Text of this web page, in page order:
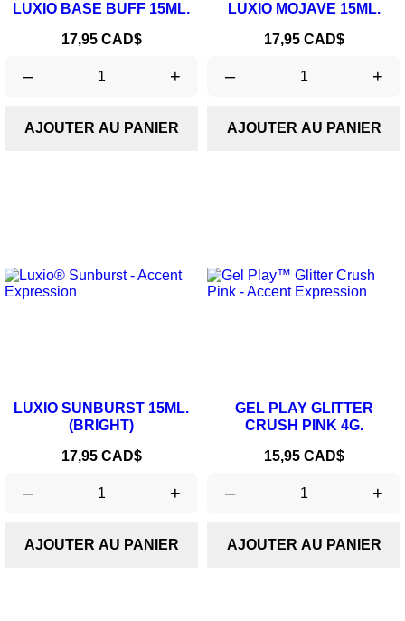
LUXIO BASE BUFF 15ML.
Prix
17,95 CAD$
– +
AJOUTER AU PANIER
LUXIO MOJAVE 15ML.
Prix
17,95 CAD$
– +
AJOUTER AU PANIER
LUXIO SUNBURST 15ML.
(BRIGHT)
Prix
17,95 CAD$
– +
AJOUTER AU PANIER
GEL PLAY GLITTER
CRUSH PINK 4G.
Prix
15,95 CAD$
– +
AJOUTER AU PANIER